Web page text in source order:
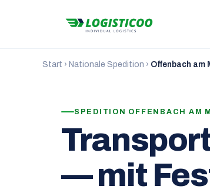
Start › Nationale Spedition › Offenbach am
SPEDITION OFFENBACH AM
— mit